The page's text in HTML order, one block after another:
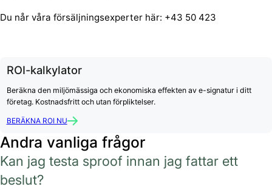
Du når våra försäljningsexperter här: +43 50 423
ROI-kalkylator
Beräkna den miljömässiga och ekonomiska effekten av e-signatur i ditt
företag. Kostnadsfritt och utan förpliktelser.
BERÄKNA ROI NU
Andra vanliga frågor
Kan jag testa sproof innan jag fattar ett
beslut?